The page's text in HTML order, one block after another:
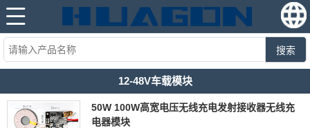
搜索
12-48V车载模块
50W 100W高宽电压无线充电发射接收器无线充
电器模块